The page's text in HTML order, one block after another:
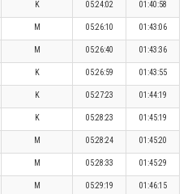
K 05:24:02 01:40:58
M 05:26:10 01:43:06
M 05:26:40 01:43:36
K 05:26:59 01:43:55
K 05:27:23 01:44:19
K 05:28:23 01:45:19
M 05:28:24 01:45:20
M 05:28:33 01:45:29
M 05:29:19 01:46:15